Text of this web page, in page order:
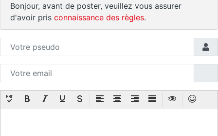
Bonjour, avant de poster, veuillez vous assurer
d'avoir pris connaissance des règles.